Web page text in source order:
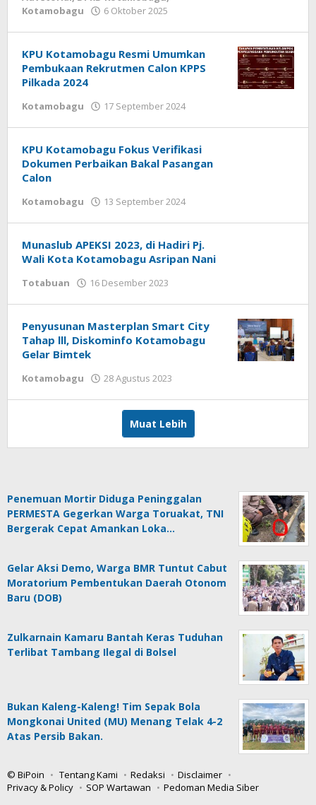
Kotamobagu
6 Oktober 2025
KPU Kotamobagu Resmi Umumkan
Pembukaan Rekrutmen Calon KPPS
Pilkada 2024
Kotamobagu 17 September 2024
KPU Kotamobagu Fokus Verifikasi
Dokumen Perbaikan Bakal Pasangan
Calon
Kotamobagu 13 September 2024
Munaslub APEKSI 2023, di Hadiri Pj.
Wali Kota Kotamobagu Asripan Nani
Totabuan 16 Desember 2023
Penyusunan Masterplan Smart City
Tahap lll, Diskominfo Kotamobagu
Gelar Bimtek
Kotamobagu 28 Agustus 2023
Muat Lebih
Penemuan Mortir Diduga Peninggalan
PERMESTA Gegerkan Warga Toruakat, TNI
Bergerak Cepat Amankan Loka…
Gelar Aksi Demo, Warga BMR Tuntut Cabut
Moratorium Pembentukan Daerah Otonom
Baru (DOB)
Zulkarnain Kamaru Bantah Keras Tuduhan
Terlibat Tambang Ilegal di Bolsel
Bukan Kaleng-Kaleng! Tim Sepak Bola
Mongkonai United (MU) Menang Telak 4-2
Atas Persib Bakan.
© BiPoin Tentang Kami Redaksi
Disclaimer
Privacy & Policy
SOP Wartawan Pedoman Media Siber